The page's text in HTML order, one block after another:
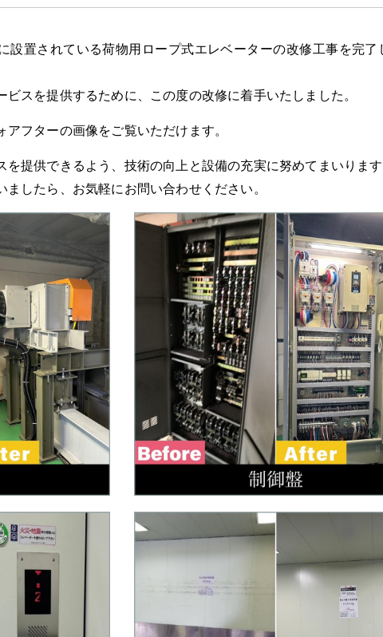
設置されている荷物用ロープ式エレベーターの改修工事を完了
スを提供するために、この度の改修に着手いたしました。
フターの画像をご覧いただけます。
提供できるよう、技術の向上と設備の充実に努めてまいります
したら、お気軽にお問い合わせください。